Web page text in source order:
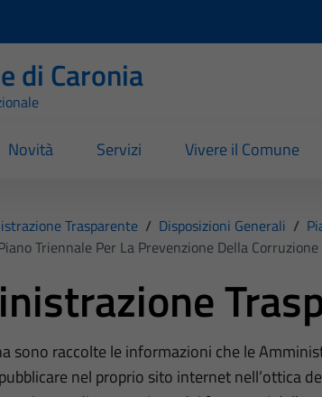
di Caronia
Novità Servizi Vivere il Comune
Trasparente / Disposizioni Generali /
Triennale Per La Prevenzione Della Corruzione
sono raccolte le informazioni che le
nel proprio sito internet nell’ottica